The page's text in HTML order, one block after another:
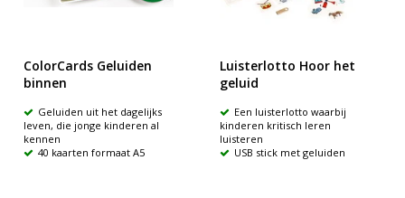
ColorCards Geluiden
binnen
Geluiden uit het dagelijks
leven, die jonge kinderen al
kennen
40 kaarten formaat A5
Luisterlotto Hoor het
geluid
Een luisterlotto waarbij
kinderen kritisch leren
luisteren
USB stick met geluiden